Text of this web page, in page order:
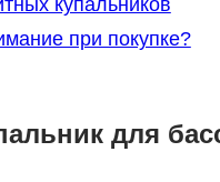
купальников
при покупке?
для